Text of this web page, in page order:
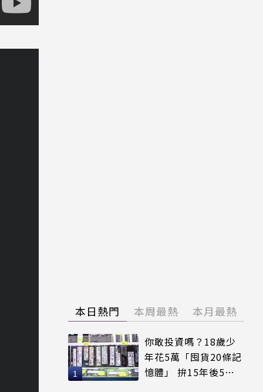
本日熱門 本周最熱 本月最熱
你敢投資嗎？18歲少
年花5萬「囤貨20條記
憶體」 拚15年後5倍